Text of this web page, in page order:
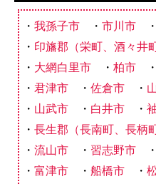
我孫子市 市川市
印旛郡（栄町、酒々井
大網白里市
柏市
君津市
佐倉市
山武市
白井市
長生郡（長南町、長柄町
流山市
習志野市
富津市
船橋市